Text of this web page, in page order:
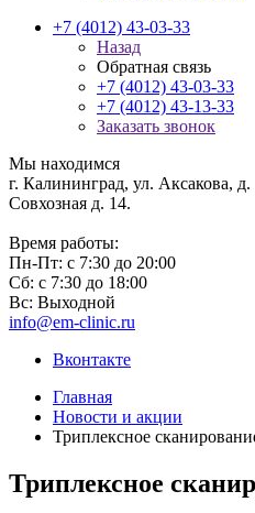
+7 (4012) 43-03-33
Назад
Обратная связь
+7 (4012) 43-03-33
+7 (4012) 43-13-33
Заказать звонок
Мы находимся
г. Калининград, ул. Аксакова,
Совхозная д. 14.
Время работы:
Пн-Пт: с 7:30 до 20:00
Сб: с 7:30 до 18:00
Вс: Выходной
info@em-clinic.ru
Вконтакте
Главная
Новости и акции
Триплексное
Триплексное